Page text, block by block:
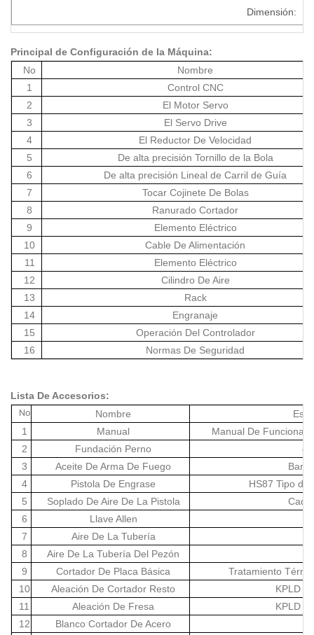
Dimensión:
Principal de Configuración de la Máquina:
No
Nombre
1
Control CNC
2
El Motor Servo
3
El Servo Drive
4
El Reductor De Velocidad
5
De alta precisión Tornillo de la Bola
6
De alta precisión Lineal de Carril de Guía
7
Tocar Cojinete De Bolas
8
Ranurado Cortador
9
Elemento Eléctrico
10
Cable De Alimentación
11
Elemento Eléctrico
12
Cilindro De Aire
13
Rack
14
Engranaje
15
Operación Del Controlador
16
Normas De Seguridad
Lista De Accesorios:
No Nombre
1
Manual
Manual De
2
Fundación Perno
3
Aceite De Arma De Fuego
4
Pistola De Engrase
HS87 Tipo de
5
Soplado De Aire De La Pistola
6
Llave Allen
7
Aire De La Tubería
8
Aire De La Tubería Del Pezón
9
Cortador De Placa Básica
Tratamiento
10
Aleación De Cortador Resto
KPLD –
11
Aleación De Fresa
KPLD –
12
Blanco Cortador De Acero